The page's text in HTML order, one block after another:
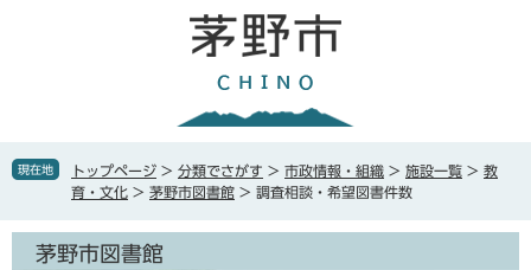
で
ば
本
現在地 トップページ > 分類でさがす > 市政情報・組織 > 施設一覧 > 教
育・文化 > 茅野市図書館 > 調査相談・希望図書件数
茅野市図書館